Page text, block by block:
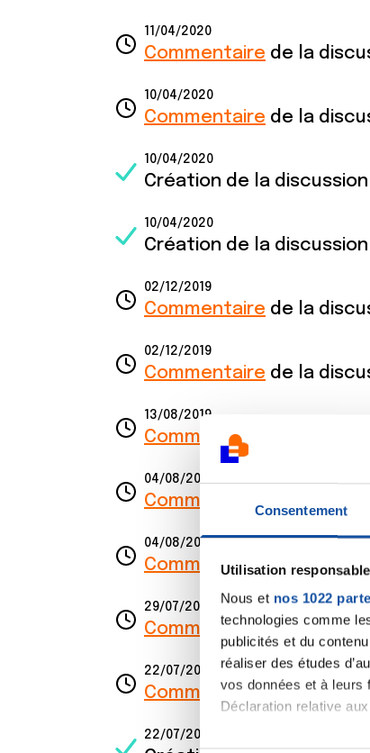
Consentement
Utilisation
Nous et nos 1022
technologies comme
publicités et du
réaliser des études
vos données et à leurs
Déclaration relative
Si vous le permettez,
11/04/2020
Commentaire de la
10/04/2020
Commentaire de la
10/04/2020
Création de la discussion
10/04/2020
Création de la discussion
02/12/2019
Commentaire de la
02/12/2019
Commentaire de la
13/08/2019
Commentaire
04/08/2019
Commentaire
04/08/2019
Commentairede la
29/07/2019
Commentairede la
22/07/2019
Commentairede la
22/07/2019